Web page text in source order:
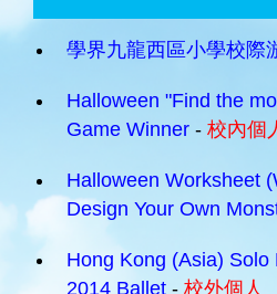
學界九龍西區小學校際
Halloween "Find the
Game Winner - 校內個
Halloween Worksheet
Design Your Own
Hong Kong (Asia) Solo
2014 Ballet - 校外個人